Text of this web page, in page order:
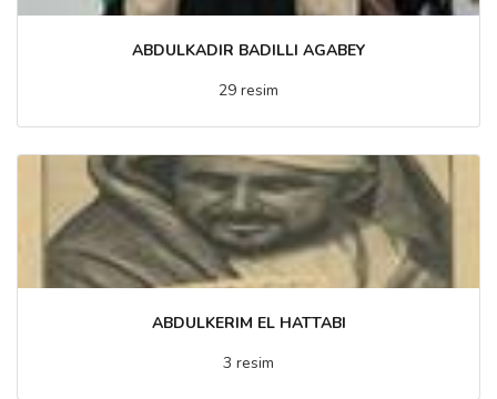
ABDULKADIR BADILLI AGABEY
29 resim
ABDULKERIM EL HATTABI
3 resim